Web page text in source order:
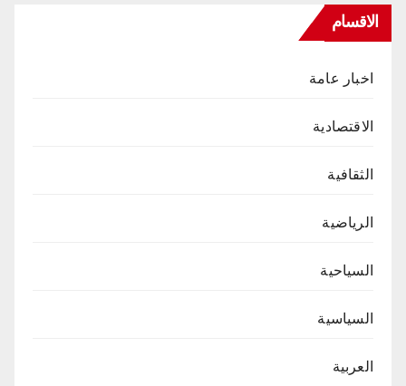
الاقسام
اخبار عامة
الاقتصادية
الثقافية
الرياضية
السياحية
السياسية
العربية